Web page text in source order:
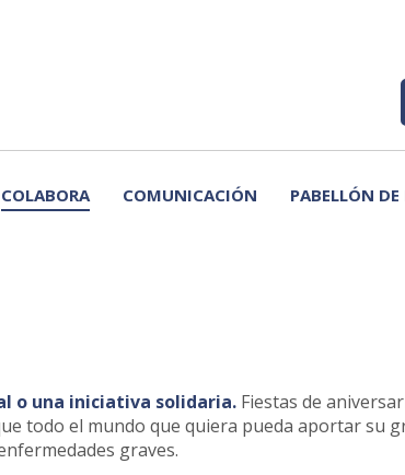
COLABORA COMUNICACIÓN PABELLÓN
o una iniciativa solidaria.Fiestas de
todo el mundo que quiera pueda aportar su
graves.